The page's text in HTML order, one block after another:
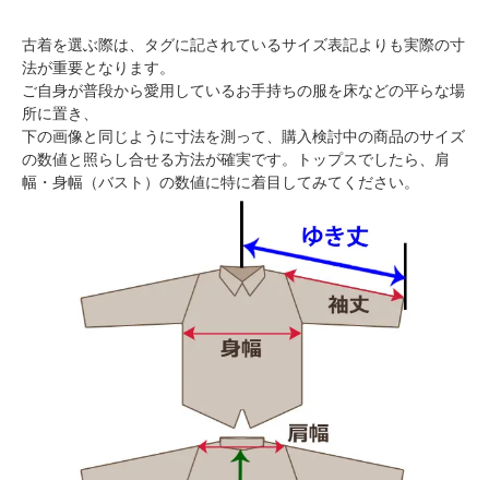
古着を選ぶ際は、タグに記されているサイズ表記よりも実際の寸
法が重要となります。
ご自身が普段から愛用しているお手持ちの服を床などの平らな場
所に置き、
下の画像と同じように寸法を測って、購入検討中の商品のサイズ
の数値と照らし合せる方法が確実です。トップスでしたら、肩
幅・身幅（バスト）の数値に特に着目してみてください。